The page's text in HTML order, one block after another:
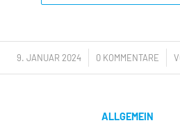
9. JANUAR 2024
/ 0 KOMMENTARE
/
ALLGEMEIN